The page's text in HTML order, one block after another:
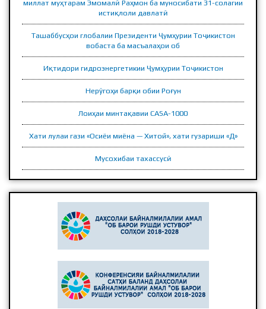
ПРЕЗИДЕНТИ ҶУМҲУРИИ ТОҶИКИСТОН
миллат муҳтарам Эмомалӣ Раҳмон ба муносибати 31-солагии
истиқлоли давлатӣ
Ташаббусҳои глобалии Президенти Ҷумҳурии Тоҷикистон
вобаста ба масъалаҳои об
Иқтидори гидроэнергетикии Ҷумҳурии Тоҷикистон
Нерӯгоҳи барқи обии Роғун
Лоиҳаи минтақавии CASA-1000
Хати лулаи гази «Осиёи миёна — Хитой», хати гузариши «Д»
Мусохибаи тахассусӣ